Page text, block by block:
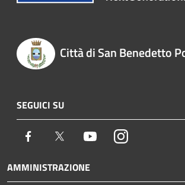
Città di San Benedetto
SEGUICI SU
Facebook Twitter YoutubeInstagram
AMMINISTRAZIONE